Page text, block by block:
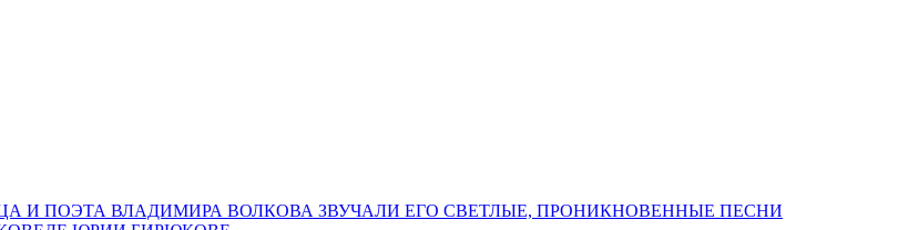
И ПОЭТА ВЛАДИМИРА ВОЛКОВА ЗВУЧАЛИ ЕГО СВЕТЛЫЕ, ПРОНИКНОВЕННЫЕ ПЕСНИ